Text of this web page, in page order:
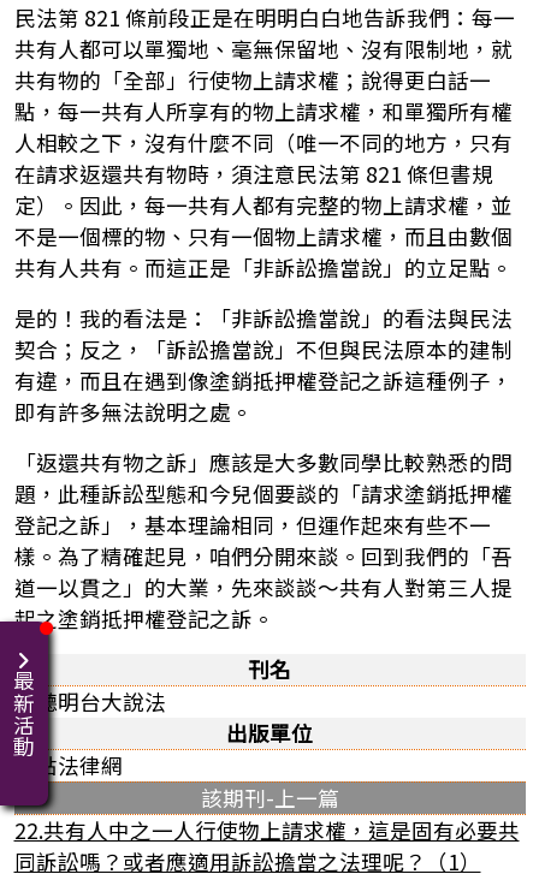
民法第 821 條前段正是在明明白白地告訴我們：每一
共有人都可以單獨地、毫無保留地、沒有限制地，就
共有物的「全部」行使物上請求權；說得更白話一
點，每一共有人所享有的物上請求權，和單獨所有權
人相較之下，沒有什麼不同（唯一不同的地方，只有
在請求返還共有物時，須注意民法第 821 條但書規
定）。因此，每一共有人都有完整的物上請求權，並
不是一個標的物、只有一個物上請求權，而且由數個
共有人共有。而這正是「非訴訟擔當說」的立足點。
是的！我的看法是：「非訴訟擔當說」的看法與民法
契合；反之，「訴訟擔當說」不但與民法原本的建制
有違，而且在遇到像塗銷抵押權登記之訴這種例子，
即有許多無法說明之處。
「返還共有物之訴」應該是大多數同學比較熟悉的問
題，此種訴訟型態和今兒個要談的「請求塗銷抵押權
登記之訴」，基本理論相同，但運作起來有些不一
樣。為了精確起見，咱們分開來談。回到我們的「吾
道一以貫之」的大業，先來談談～共有人對第三人提
起之塗銷抵押權登記之訴。
刊名
聽聽明台大說法
出版單位
高點法律網
該期刊-上一篇
22.共有人中之一人行使物上請求權，這是固有必要共
同訴訟嗎？或者應適用訴訟擔當之法理呢？（1）
最新活動